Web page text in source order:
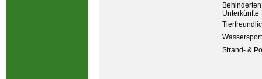
Unterkünfte
Wassersport
Strand- &